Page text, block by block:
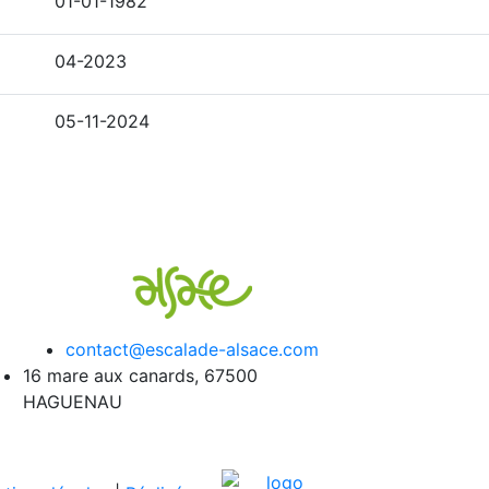
04-2023
05-11-2024
contact@escalade-alsace.com
16 mare aux canards, 67500
HAGUENAU